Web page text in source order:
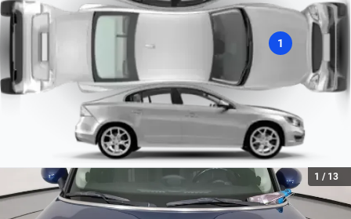
1640
Sí
Aceleración Estimada 0-100 km/h
Cilindros
Sí
Sí
1
1 / 13